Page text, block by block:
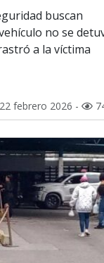
buscan
no se
a la víctima
febrero 2026 -